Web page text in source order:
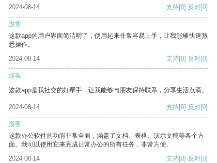
2024-08-14 支持[0] 反对[0]
游客
这款app的用户界面简洁明了，使用起来非常容易上手，让我能够快速熟
悉操作。
2024-08-14
支持[0] 反对[0]
游客
这款app是我社交的好帮手，让我能够与朋友保持联系，分享生活点滴。
2024-08-14 支持[0] 反对[0]
游客
这款办公软件的功能非常全面，涵盖了文档、表格、演示文稿等各个方
面。我可以使用它来完成日常办公的所有任务，非常方便。
2024-08-14
支持[0] 反对[0]